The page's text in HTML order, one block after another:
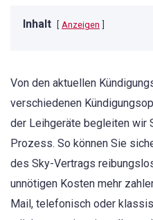
Inhalt Anzeigen
Von den aktuellen
verschiedenen
der Leihgeräte begleiten wir
Prozess. So können Sie
des Sky-Vertrags
unnötigen Kosten mehr
Mail, telefonisch oder